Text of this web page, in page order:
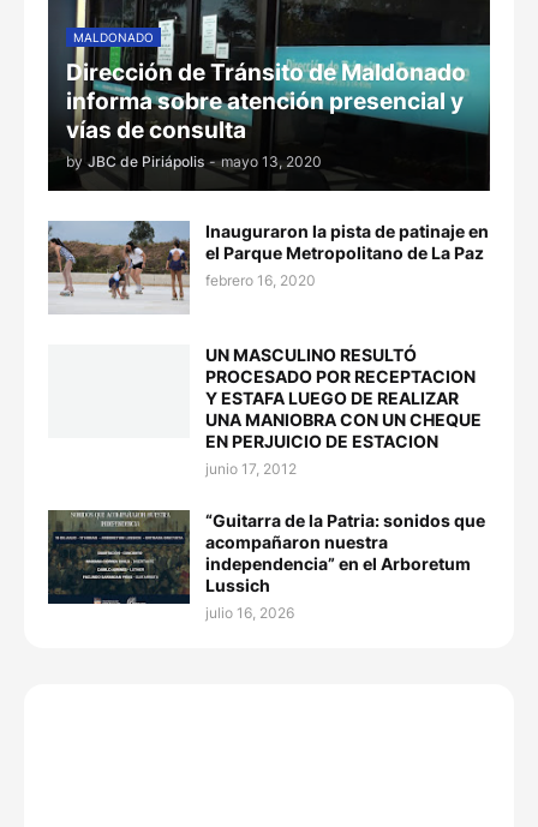
MALDONADO
Dirección de Tránsito de Maldonado
informa sobre atención presencial y
vías de consulta
by JBC de Piriápolis - mayo 13, 2020
Inauguraron la pista de patinaje en
el Parque Metropolitano de La Paz
febrero 16, 2020
UN MASCULINO RESULTÓ
PROCESADO POR RECEPTACION
Y ESTAFA LUEGO DE REALIZAR
UNA MANIOBRA CON UN CHEQUE
EN PERJUICIO DE ESTACION
junio 17, 2012
“Guitarra de la Patria: sonidos que
acompañaron nuestra
independencia” en el Arboretum
Lussich
julio 16, 2026